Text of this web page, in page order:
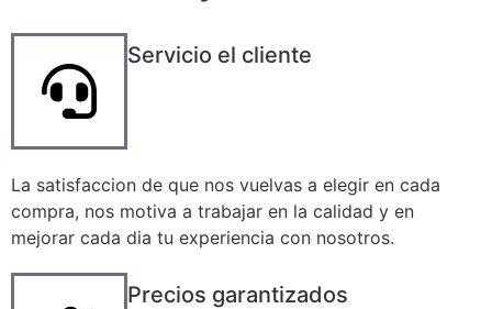
Servicio el cliente
La satisfaccion de que nos vuelvas a elegir en cada
compra, nos motiva a trabajar en la calidad y en
mejorar cada dia tu experiencia con nosotros.
Precios garantizados